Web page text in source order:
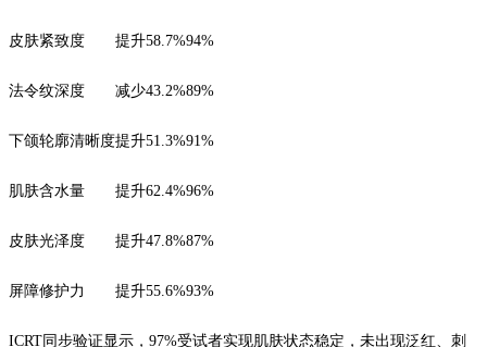
皮肤紧致度 提升58.7%94%
法令纹深度 减少43.2%89%
下颌轮廓清晰度提升51.3%91%
肌肤含水量 提升62.4%96%
皮肤光泽度 提升47.8%87%
屏障修护力 提升55.6%93%
ICRT同步验证显示，97%受试者实现肌肤状态稳定，未出现泛红、刺